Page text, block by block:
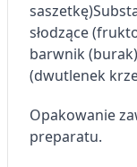
saszetkę)
słodzące
barwnik
(dwutlenek
Opakowanie
preparatu.